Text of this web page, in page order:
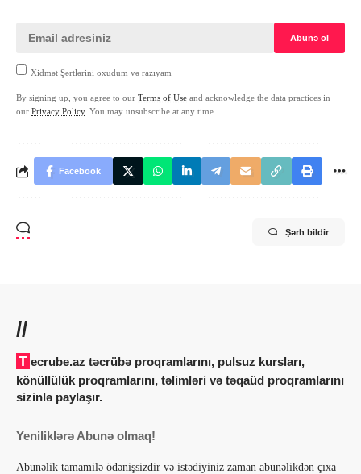
Xidmət Şərtlərini oxudum və razıyam
By signing up, you agree to our Terms of Use and acknowledge the data practices in
our Privacy Policy. You may unsubscribe at any time.
Facebook
Şərh bildir
//
Tecrube.az təcrübə proqramlarını, pulsuz kursları,
könüllülük proqramlarını, təlimləri və təqaüd proqramlarını
sizinlə paylaşır.
Yeniliklərə Abunə olmaq!
Abunəlik tamamilə ödənişsizdir və istədiyiniz zaman abunəlikdən çıxa